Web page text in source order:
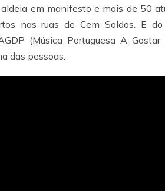
em manifesto e mais de 50
nas ruas de Cem Soldos. E
(Música Portuguesa A
das pessoas.